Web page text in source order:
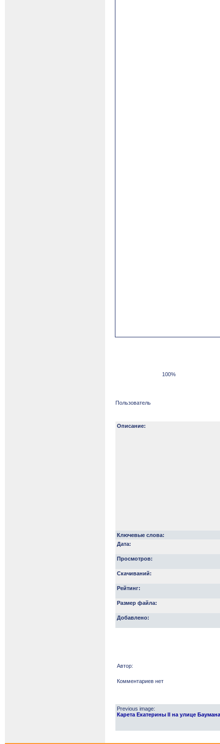
100%
Пользователь
Описание:
Ключевые слова:
Дата:
Просмотров:
Скачиваний:
Рейтинг:
Размер файла:
Добавлено:
Автор:
Комментариев нет
Previous image:
Карета Екатерины II на улице